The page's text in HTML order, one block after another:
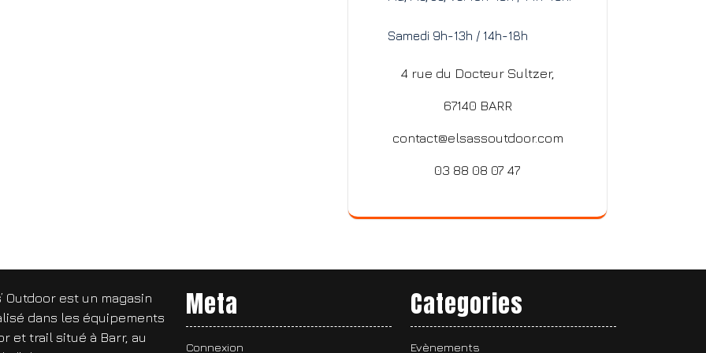
Samedi 9h-13h / 14h-18h
4 rue du Docteur Sultzer,
67140 BARR
contact@elsassoutdoor.com
03 88 08 07 47
Outdoor est un magasin
dans les équipements
et trail situé à Barr, au
Meta
Connexion
Categories
Evènements